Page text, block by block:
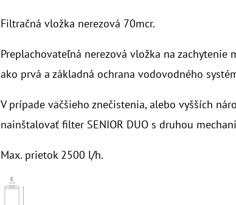
z
5
Filtračná vložka nerezová 70mcr.
Preplachovateľná nerezová vložka na
ako prvá a základná ochrana vodovodného
V prípade väčšieho znečistenia, alebo vyšších
nainštalovať filter SENIOR DUO s druhou
Max. prietok 2500 l/h.